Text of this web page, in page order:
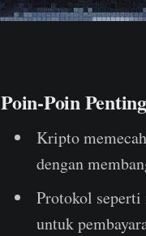
Poin-Poin Penting
Kripto
dengan
Protokol seperti
untuk